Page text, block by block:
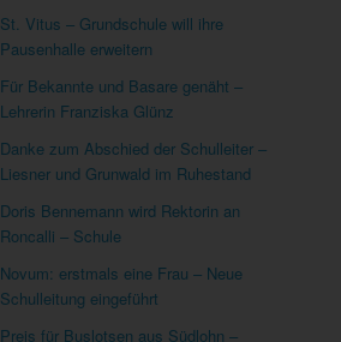
St. Vitus – Grundschule will ihre
Pausenhalle erweitern
Für Bekannte und Basare genäht –
Lehrerin Franziska Glünz
Danke zum Abschied der Schulleiter –
Liesner und Grunwald im Ruhestand
Doris Bennemann wird Rektorin an
Roncalli – Schule
Novum: erstmals eine Frau – Neue
Schulleitung eingeführt
Preis für Buslotsen aus Südlohn –